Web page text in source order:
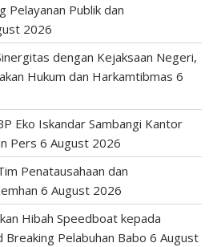
Pelayanan Publik dan
2026
dengan Kejaksaan Negeri,
Hukum dan Harkamtibmas 6
Eko Iskandar Sambangi Kantor
Pers 6 August 2026
Penatausahaan dan
6 August 2026
Hibah Speedboat kepada
Breaking Pelabuhan Babo 6 August